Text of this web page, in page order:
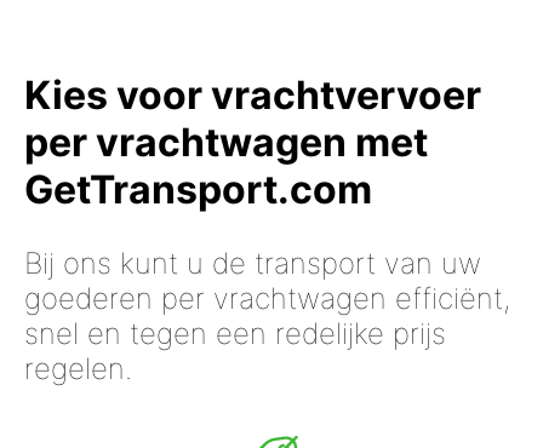
Kies voor vrachtvervoer
per vrachtwagen met
GetTransport.com
Bij ons kunt u de transport van uw
goederen per vrachtwagen efficiënt,
snel en tegen een redelijke prijs
regelen.